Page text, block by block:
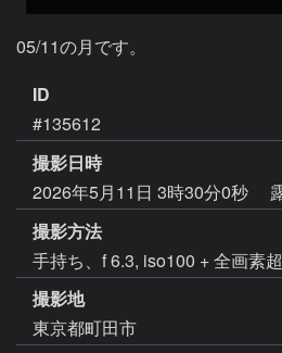
05/11の月です。
ID
#135612
撮影日時
2026年5月11日 3時30分0秒
撮影方法
手持ち、f 6.3, iso100 + 全画素
撮影地
東京都町田市